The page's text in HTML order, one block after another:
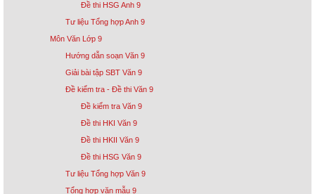
Đề thi HSG Anh 9
Tư liệu Tổng hợp Anh 9
Môn Văn Lớp 9
Hướng dẫn soạn Văn 9
Giải bài tập SBT Văn 9
Đề kiểm tra - Đề thi Văn 9
Đề kiểm tra Văn 9
Đề thi HKI Văn 9
Đề thi HKII Văn 9
Đề thi HSG Văn 9
Tư liệu Tổng hợp Văn 9
Tổng hợp văn mẫu 9